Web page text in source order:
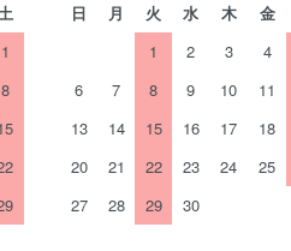
1
8
日 月 火 水 木 金
1
2 3 4
6
7 8 9 10 11
13
14 15 16 17 18
20
21 22 23 24 25
27
28 29 30